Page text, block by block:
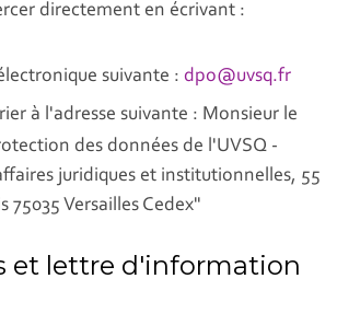
directement en écrivant :
suivante :dpo@uvsq.fr
à l'adresse suivante : Monsieur le
des données de l'UVSQ -
juridiques et institutionnelles, 55
75035 Versailles Cedex"
et lettre d'information